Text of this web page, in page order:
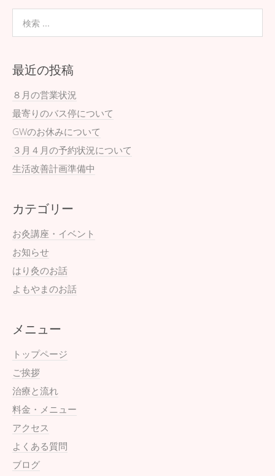
b
o
o
k
最近の投稿
８月の営業状況
最寄りのバス停について
GWのお休みについて
３月４月の予約状況について
生活改善計画準備中
カテゴリー
お灸講座・イベント
お知らせ
はり灸のお話
よもやまのお話
メニュー
トップページ
ご挨拶
治療と流れ
料金・メニュー
アクセス
よくある質問
ブログ